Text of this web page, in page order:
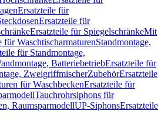
Ersatzteile für
Ersatzteile für
Ersatzteile für SpiegelschränkeMit
für WaschtischarmaturenStandmontage,
für Standmontage,
BatteriebetriebErsatzteile für
ZweigriffmischerZubehörErsatzteile
für WaschbeckenErsatzteile für
Tauchrohrsiphons für
RaumsparmodellUP-SiphonsErsatzteile